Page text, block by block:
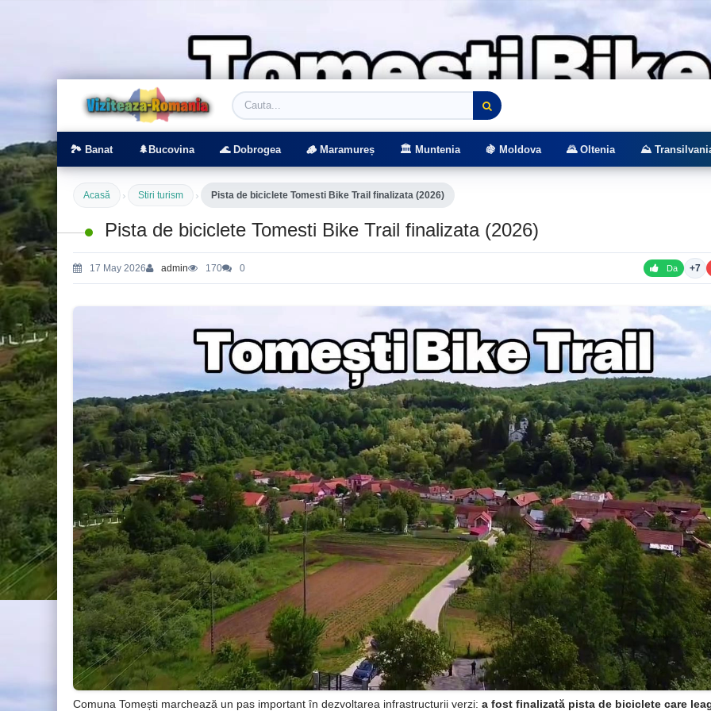
Viziteaza Romania | Obiective Turistice | Trasee montane
🏞️ Banat 🌲Bucovina 🌊 Dobrogea 🪵 Maramureș 🏛️ Muntenia 🍇 Moldova 🌄 Oltenia ⛰️
Acasă › Stiri turism › Pista de biciclete Tomesti Bike Trail finalizata (2026)
Pista de biciclete Tomesti Bike Trail finalizata (2026)
17 May 2026 admin 170 0 Da +7
Comuna Tomești marchează un pas important în dezvoltarea infrastructurii verzi: a fost finalizată pista de biciclete care